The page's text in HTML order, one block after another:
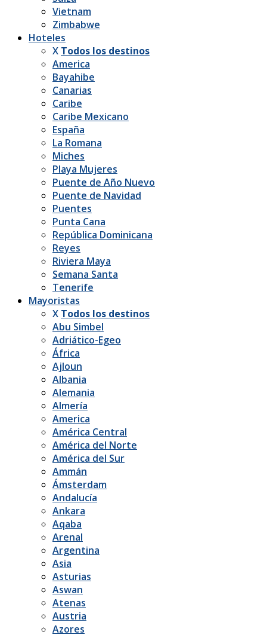
Vietnam
Zimbabwe
Hoteles
X Todos los destinos
America
Bayahibe
Canarias
Caribe
Caribe Mexicano
España
La Romana
Miches
Playa Mujeres
Puente de Año Nuevo
Puente de Navidad
Puentes
Punta Cana
República Dominicana
Reyes
Riviera Maya
Semana Santa
Tenerife
Mayoristas
X Todos los destinos
Abu Simbel
Adriático-Egeo
África
Ajloun
Albania
Alemania
Almería
America
América Central
América del Norte
América del Sur
Ammán
Ámsterdam
Andalucía
Ankara
Aqaba
Arenal
Argentina
Asia
Asturias
Aswan
Atenas
Austria
Azores